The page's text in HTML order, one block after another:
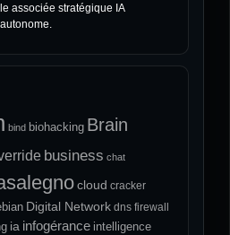
associée stratégique IA
bind biohacking Brain
business chat
cloud cracker
Digital Network dns firewall
ia infogérance intelligence